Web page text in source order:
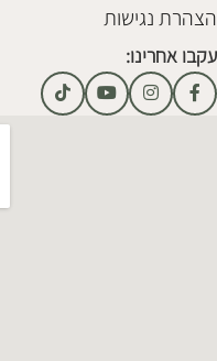
הצהרת נגישות
עקבו אחרינו: